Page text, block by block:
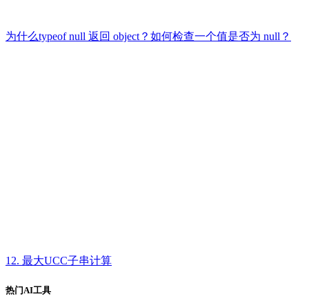
为什么typeof null 返回 object？如何检查一个值是否为 null？
12. 最大UCC子串计算
热门AI工具